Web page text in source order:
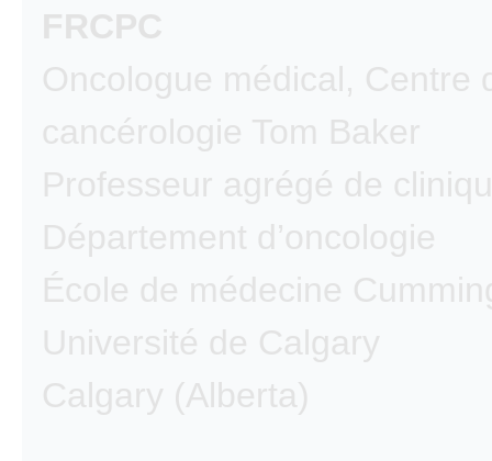
FRCPC
Oncologue médical, Centre
cancérologie Tom Baker
Professeur agrégé de
Département d’oncologie
École de médecine
Université de Calgary
Calgary (Alberta)